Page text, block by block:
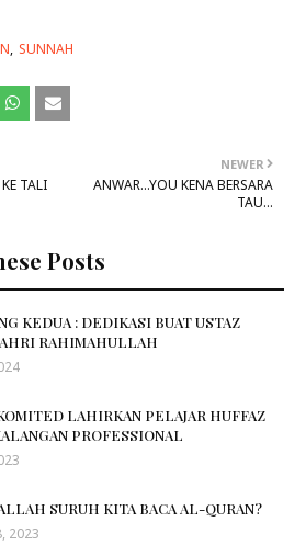
SUNNAH
NEWER
ANWAR...YOU KENA BERSARA
TAU...
TALI
Posts
KEDUA : DEDIKASI BUAT USTAZ
RAHIMAHULLAH
LAHIRKAN PELAJAR HUFFAZ
PROFESSIONAL
SURUH KITA BACA AL-QURAN?
2023